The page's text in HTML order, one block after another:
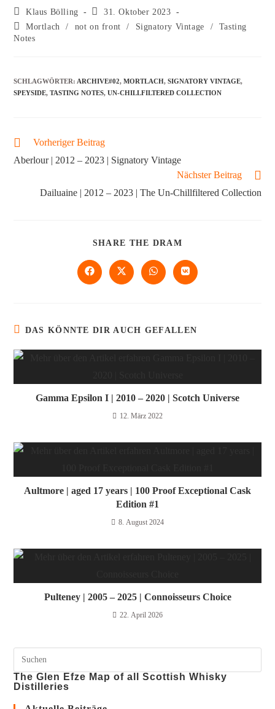
Klaus Bölling
31. Oktober 2023
Mortlach
/ not on front / Signatory Vintage /
Tasting
Notes
SCHLAGWÖRTER: ARCHIVE#02, MORTLACH, SIGNATORY VINTAGE,
SPEYSIDE, TASTING NOTES, UN-CHILLFILTERED COLLECTION
Vorheriger Beitrag
Aberlour | 2012 – 2023 | Signatory Vintage
Nächster Beitrag
Dailuaine | ​2012 – 2023 | The Un-Chillfiltered Collection
SHARE THE DRAM
DAS KÖNNTE DIR AUCH GEFALLEN
Gamma Epsilon I | 2010 – 2020 | Scotch Universe
12. März 2022
Aultmore | aged 17 years | 100 Proof Exceptional Cask
Edition #1
8. August 2024
Pulteney | 2005 – 2025 | Connoisseurs Choice
22. April 2026
The Glen Efze Map of all Scottish Whisky
Distilleries